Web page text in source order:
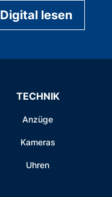
Digital lesen
TECHNIK
Anzüge
Kameras
Uhren